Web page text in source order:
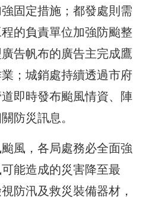
固定措施；都發處則需
的負責單位加強防颱整
告帆布的廣告主完成鷹
；城銷處持續透過市府
即時發布颱風情資、陣
防災訊息。
風，各局處務必全面強
能造成的災害降至最
防汛及救災裝備器材，